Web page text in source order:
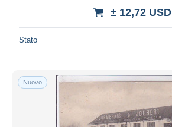
± 12,72 USD
Stato
Nuovo